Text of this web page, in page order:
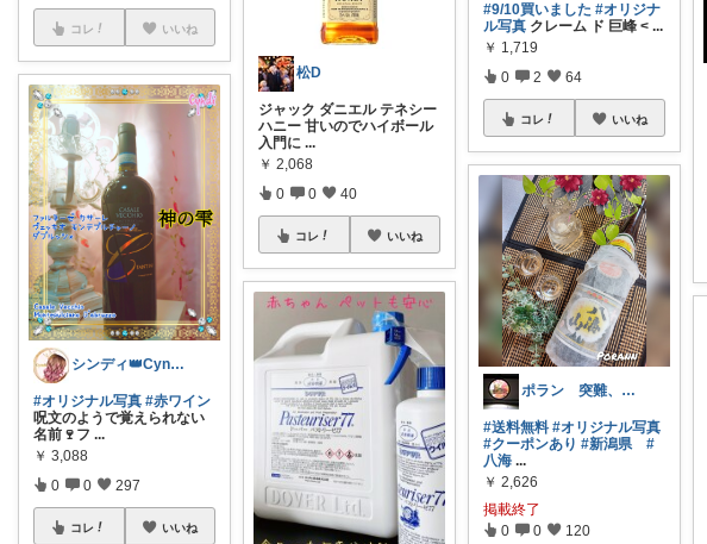
コレ いいね
シンディ👑Cyndi👑
#オリジナル写真 #赤ワイン
呪文のようで覚えられない
名前🍷フ ...
￥ 3,088
0 0 297
コレ いいね
松D
ジャック ダニエル テネシー
ハニー 甘いのでハイボール
入門に ...
￥ 2,068
0 0 40
コレ いいね
#9/10買いました #オリジナ
ル写真 クレーム ド 巨峰 < ...
￥ 1,719
0 2 64
コレ いいね
ポラン 突難、メニエール病で療養中
#送料無料 #オリジナル写真
#クーポンあり #新潟県
#
八海 ...
￥ 2,626
掲載終了
0 0 120